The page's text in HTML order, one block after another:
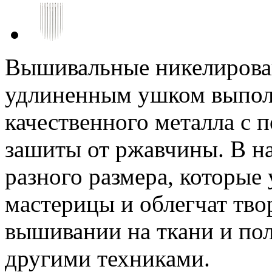
Вышивальные
удлиненным ушком
качественного металла с
зашиты от ржавчины. В
разного размера,
мастерицы и облегчат
вышивании на ткани и
другими техниками.